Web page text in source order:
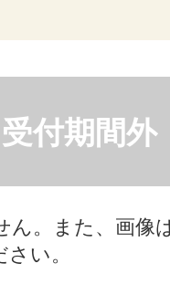
受付期間外
。また、画像
い。